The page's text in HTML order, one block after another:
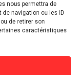
nous permettra de
navigation ou les ID
de retirer son
caractéristiques